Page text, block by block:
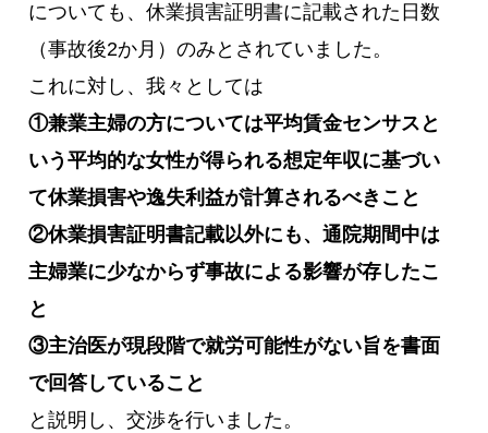
についても、休業損害証明書に記載された日数
（事故後2か月）のみとされていました。
これに対し、我々としては
①兼業主婦の方については平均賃金センサスと
いう平均的な女性が得られる想定年収に基づい
て休業損害や逸失利益が計算されるべきこと
②休業損害証明書記載以外にも、通院期間中は
主婦業に少なからず事故による影響が存したこ
と
③主治医が現段階で就労可能性がない旨を書面
で回答していること
と説明し、交渉を行いました。